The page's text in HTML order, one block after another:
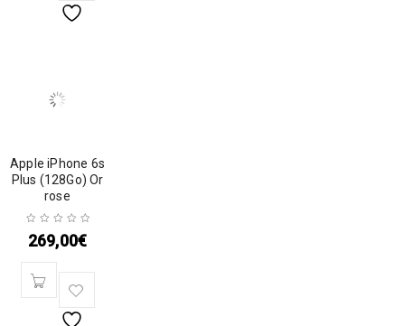
Apple iPhone 6s
Plus (128Go) Or
rose
269,00€